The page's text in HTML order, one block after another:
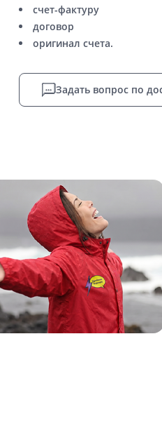
счет-фактуру
договор
оригинал счета.
Задать вопрос по